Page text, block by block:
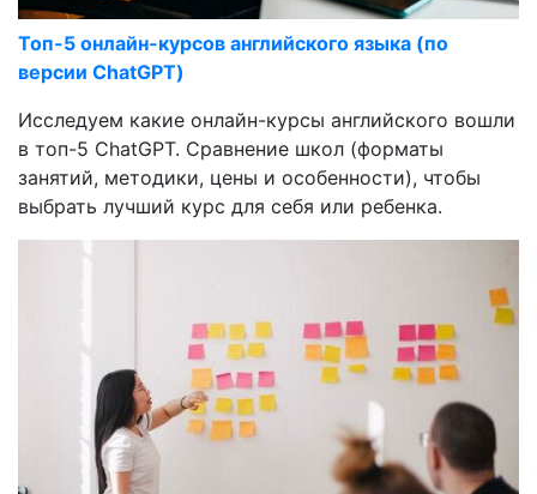
Топ-5 онлайн-курсов английского языка (по
версии ChatGPT)
Исследуем какие онлайн-курсы английского вошли
в топ-5 ChatGPT. Сравнение школ (форматы
занятий, методики, цены и особенности), чтобы
выбрать лучший курс для себя или ребенка.